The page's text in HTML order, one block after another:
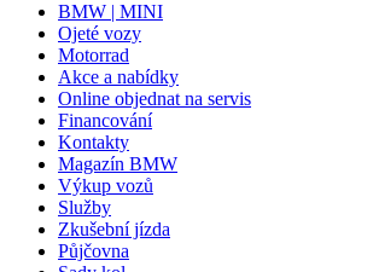
BMW | MINI
Ojeté vozy
Motorrad
Akce a nabídky
Online objednat na servis
Financování
Kontakty
Magazín BMW
Výkup vozů
Služby
Zkušební jízda
Půjčovna